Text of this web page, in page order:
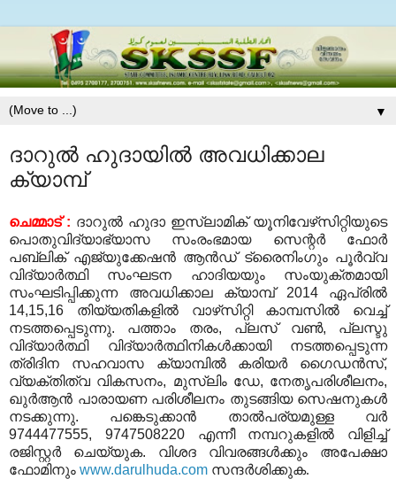
▼
ദാറുല്‍ ഹുദായില്‍ അവധിക്കാല
ക്യാമ്പ്
ചെമ്മാട്: ദാറുല്‍ ഹുദാ ഇസ്‌ലാമിക് യൂനിവേഴ്‌സിറ്റിയുടെ
പൊതുവിദ്യാഭ്യാസ സംരംഭമായ സെന്റര്‍ ഫോര്‍
പബ്ലിക് എജ്യുക്കേഷന്‍ ആന്‍ഡ് ട്രൈനിംഗും പൂര്‍വ്വ
വിദ്യാര്‍ത്ഥി സംഘടന ഹാദിയയും സംയുക്തമായി
സംഘടിപ്പിക്കുന്ന അവധിക്കാല ക്യാമ്പ് 2014 ഏപ്രില്‍
14,15,16 തിയ്യതികളില്‍ വാഴ്‌സിറ്റി കാമ്പസില്‍ വെച്ച്
നടത്തപ്പെടുന്നു. പത്താം തരം, പ്ലസ് വണ്‍, പ്ലസ്ടു
വിദ്യാര്‍ത്ഥി വിദ്യാര്‍ത്ഥിനികള്‍ക്കായി നടത്തപ്പെടുന്ന
ത്രിദിന സഹവാസ ക്യാമ്പില്‍ കരിയര്‍ ഗൈഡന്‍സ്,
വ്യക്തിത്വ വികസനം, മുസ്‌ലിം ഡേ, നേതൃപരിശീലനം,
ഖുര്‍ആന്‍ പാരായണ പരിശീലനം തുടങ്ങിയ സെഷനുകള്‍
നടക്കുന്നു. പങ്കെടുക്കാന്‍ താല്‍പര്യമുള്ള വര്‍
9744477555, 9747508220 എന്നീ നമ്പറുകളില്‍ വിളിച്ച്
രജിസ്റ്റര്‍ ചെയ്യുക. വിശദ വിവരങ്ങള്‍ക്കും അപേക്ഷാ
ഫോമിനും www.darulhuda.com സന്ദര്‍ശിക്കുക.